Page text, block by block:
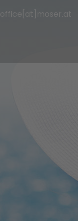
office[at]moser.at